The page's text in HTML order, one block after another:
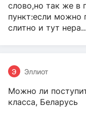
слово,но так же в
пункт:если можно
слитно и тут нера...
Э Эллиот
Можно ли
класса, Беларусь